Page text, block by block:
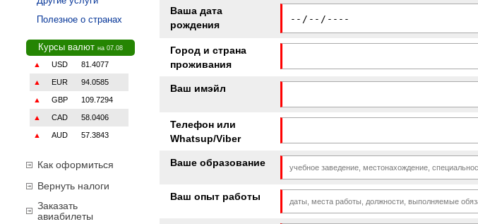
Полезное о странах
Курсы валют на 07.08
▲ USD 81.4077
▲ EUR 94.0585
▲ GBP 109.7294
▲ CAD 58.0406
▲ AUD 57.3843
Как оформиться
Вернуть налоги
Заказать
авиабилеты
Ваша дата
рождения
Город и страна
проживания
Ваш имэйл
Телефон или
Whatsup/Viber
Ваше образование
Ваш опыт работы